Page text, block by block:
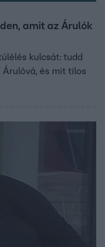
amit az Árulók
kulcsát: tudd
Árulóvá, és mit tilos